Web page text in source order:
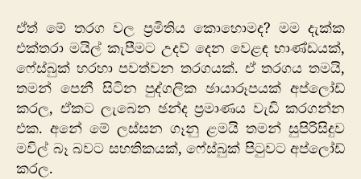
ඒත් මේ තරග වල ප්‍රමිතිය කොහොමද? මම දැක්ක
එක්තරා මයිල් කැපීමට උදව් දෙන වෙළඳ භාණ්ඩයක්,
ෆේස්බුක් හරහා පවත්වන තරගයක්. ඒ තරගය තමයි,
තමන් පෙනී සිටින පුද්ගලික ඡායාරූපයක් අප්ලෝඩ්
කරල, ඒකට ලැබෙන ඡන්ද ප්‍රමාණය වැඩි කරගන්න
එක. අනේ මේ ලස්සන ගෑනු ළමයි තමන් සුපිරිසිදුව
මවිල් බෑ බවට සහතිකයක්, ෆේස්බුක් පිටුවට අප්ලෝඩ්
කරල.